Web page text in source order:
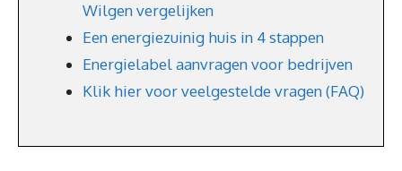
Wilgen vergelijken
Een energiezuinig huis in 4 stappen
Energielabel aanvragen voor bedrijven
Klik hier voor veelgestelde vragen (FAQ)